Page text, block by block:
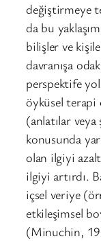
değiştirmeye
da bu
bilişler ve
davranışa
perspektife
öyküsel terapi
(anlatılar
konusunda
olan ilgiyi
ilgiyi artırdı.
içsel veriye
etkileşimsel
(Minuchin,